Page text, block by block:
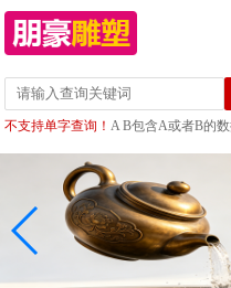
不支持单字查询！A B包含A或者B的